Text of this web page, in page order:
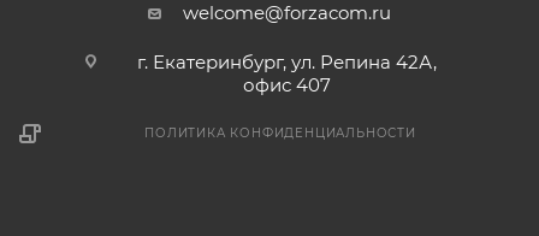
welcome@forzacom.ru
г. Екатеринбург, ул. Репина 42А,
офис 407
ПОЛИТИКА КОНФИДЕНЦИАЛЬНОСТИ